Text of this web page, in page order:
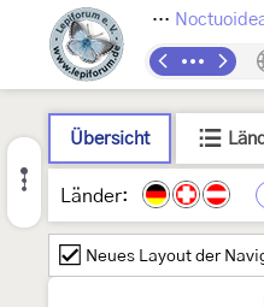
Lepidoptera
Übersicht
Länder:
Neues Layout der